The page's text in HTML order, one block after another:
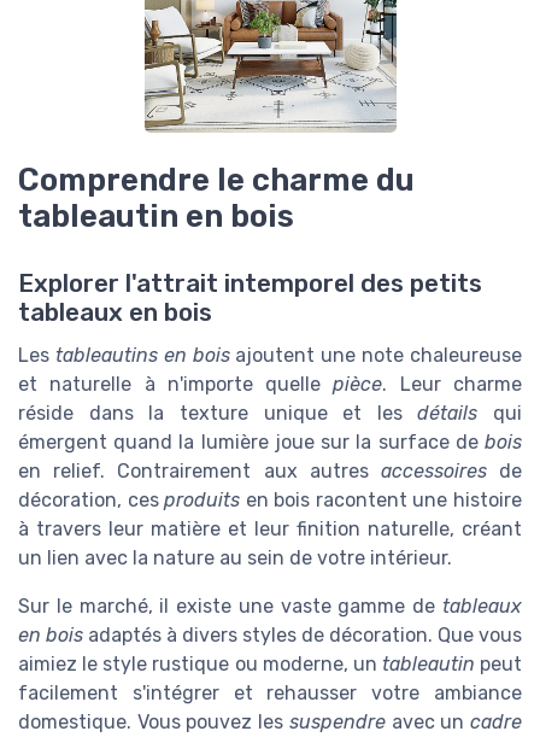
Comprendre le charme du
tableautin en bois
Explorer l'attrait intemporel des petits
tableaux en bois
Les tableautins en boisajoutent une note chaleureuse
et naturelle à n'importe quellepièce. Leur charme
réside dans la texture unique et lesdétails qui
émergent quand la lumière joue sur la surface de bois
en relief. Contrairement aux autres accessoiresde
décoration, cesproduits en bois racontent une histoire
à travers leur matière et leur finition naturelle, créant
un lien avec la nature au sein de votre intérieur.
Sur le marché, il existe une vaste gamme de tableaux
en bois adaptés à divers styles de décoration. Que vous
aimiez le style rustique ou moderne, un tableautin peut
facilement s'intégrer et rehausser votre ambiance
domestique. Vous pouvez les suspendreavec uncadre